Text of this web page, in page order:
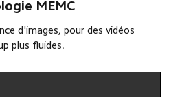
MEMC
d'images, pour des vidéos
plus fluides.